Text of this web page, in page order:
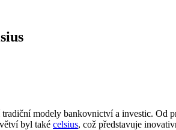
modely bankovnictví a investic. Od
byl také celsius, což představuje